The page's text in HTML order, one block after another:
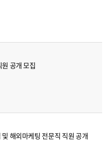
공개 모집
해외마케팅 전문직 직원 공개